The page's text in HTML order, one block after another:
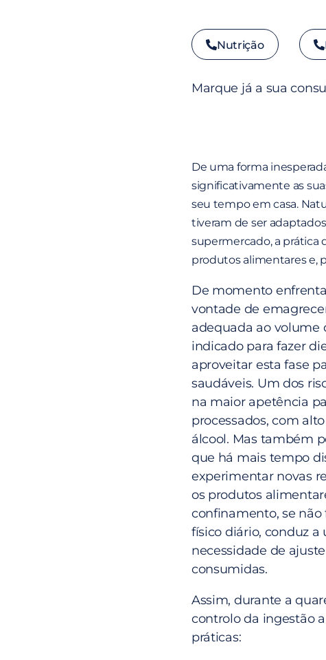
Nutrição
Marque já a sua
De uma forma
significativamente as
seu tempo em casa.
tiveram de ser
supermercado, a prática
produtos alimentares e,
De momento
vontade de
adequada ao volume
indicado para fazer
aproveitar esta fase
saudáveis. Um dos
na maior apetência
processados, com
álcool. Mas também
que há mais tempo
experimentar novas
os produtos
confinamento, se
físico diário, conduz
necessidade de
consumidas.
Assim, durante a
controlo da ingestão
práticas: